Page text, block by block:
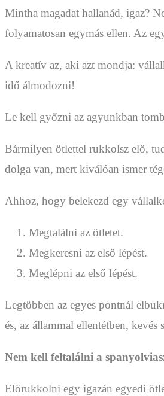
Mintha magadat hallanád, igaz?
folyamatosan egymás ellen. Az
A kreatív az, aki azt mondja:
idő álmodozni!
Le kell győzni az agyunkban
Bármilyen ötlettel rukkolsz elő,
dolga van, mert kiválóan ismer
Ahhoz, hogy belekezd egy
Megtalálni az ötletet.
Megkeresni az első lépést.
Meglépni az első lépést.
Legtöbben az egyes pontnál
és, az állammal ellentétben,
Nem kell feltalálni a
Előrukkolni egy igazán egyedi